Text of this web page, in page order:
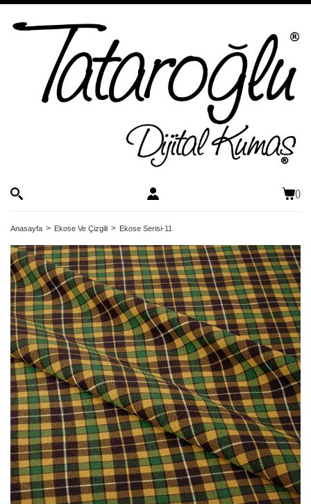
()
Anasayfa Ekose Ve Çizgili Ekose Serisi-11